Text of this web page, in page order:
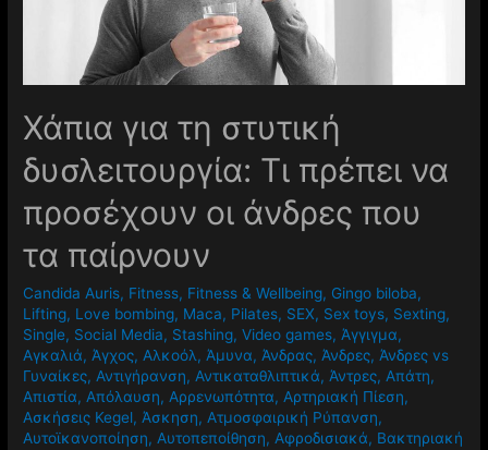
Χάπια για τη στυτική
δυσλειτουργία: Τι πρέπει να
προσέχουν οι άνδρες που
τα παίρνουν
Candida Auris, Fitness, Fitness & Wellbeing, Gingo biloba,
Lifting, Love bombing, Maca, Pilates, SEX, Sex toys, Sexting,
Single, Social Media, Stashing,Video games, Άγγιγμα,
Αγκαλιά, Άγχος, Αλκοόλ, Άμυνα, Άνδρας, Άνδρες, Άνδρες vs
Γυναίκες, Αντιγήρανση, Αντικαταθλιπτικά, Άντρες, Απάτη,
Απιστία, Απόλαυση, Αρρενωπότητα, Αρτηριακή Πίεση,
Ασκήσεις Kegel, Άσκηση, Ατμοσφαιρική Ρύπανση,
Αυτοϊκανοποίηση, Αυτοπεποίθηση, Αφροδισιακά, Βακτηριακή